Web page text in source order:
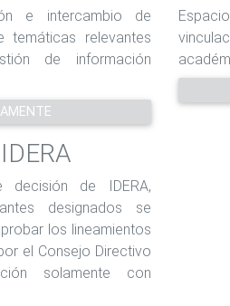
e intercambio de
temáticas relevantes
de información
decisión de IDERA,
designados se
los lineamientos
el Consejo Directivo
solamente con